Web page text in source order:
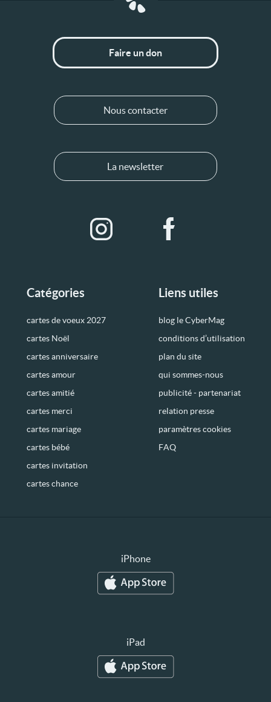
Catégories
cartes de voeux 2027
cartes Noël
cartes anniversaire
cartes amour
cartes amitié
cartes merci
cartes mariage
cartes bébé
cartes invitation
cartes chance
Liens utiles
blog le CyberMag
conditions d’utilisation
plan du site
qui sommes-nous
publicité - partenariat
relation presse
paramètres cookies
FAQ
Faire un don
Nous contacter
La newsletter
iPhone
iPad